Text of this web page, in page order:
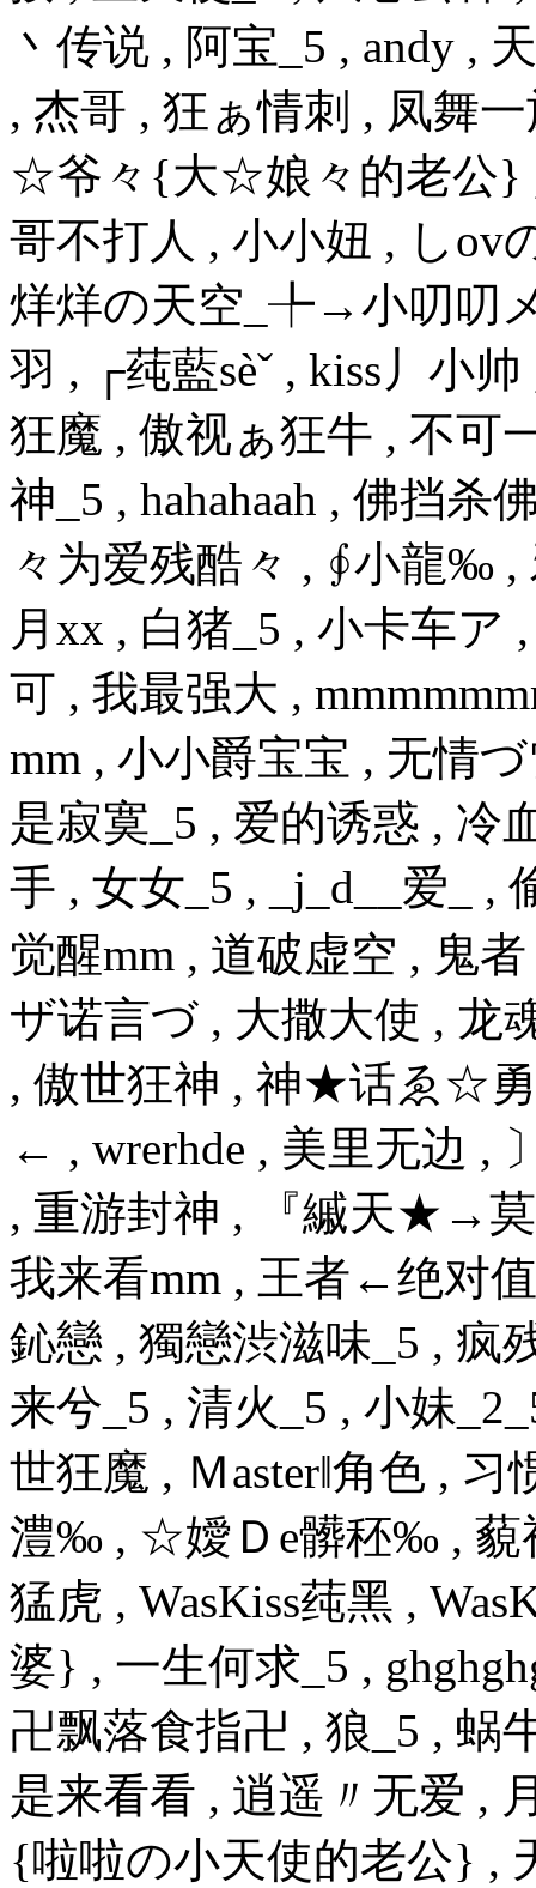
丶传说 , 阿宝_5 , andy ,
, 杰哥 , 狂ぁ情刺 , 凤舞
☆爷々{大☆娘々的老公}
哥不打人 , 小小妞 , しov
烊烊の天空_╄→小叨叨
羽 , ┌莼藍sèˇ , kiss丿小
狂魔 , 傲视ぁ狂牛 , 不可
神_5 , hahahaah , 佛挡杀
々为爱残酷々 , ∮小龍‰ ,
月xx , 白猪_5 , 小卡车
可 , 我最强大 ,
mm , 小小爵宝宝 , 无情
是寂寞_5 , 爱的诱惑 , 冷
手 , 女女_5 , _j_d__爱_ ,
觉醒mm , 道破虚空 , 鬼
ザ诺言づ , 大撒大使 , 龙
, 傲世狂神 , 神★话ゑ☆
← , wrerhde , 美里无边 ,
, 重游封神 , 『縬天★→莫
我来看mm , 王者←绝对
鈊戀 , 獨戀渋滋味_5 , 疯
来兮_5 , 清火_5 , 小妹
世狂魔 , Ｍaster‖角色 ,
澧‰ , ☆嬡Ｄe髒秠‰ , 藐
猛虎 , WasKiss莼黑 ,
婆} , 一生何求_5 ,
卍飘落食指卍 , 狼_5 , 蜗
是来看看 , 逍遥〃无爱 ,
{啦啦の小天使的老公}